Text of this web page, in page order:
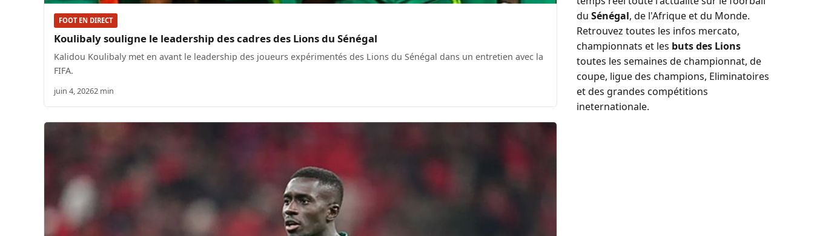
FOOT EN DIRECT
Koulibaly souligne le leadership des cadres des Lions du Sénégal
Kalidou Koulibaly met en avant le leadership des joueurs expérimentés des Lions du Sénégal dans un entretien avec la
FIFA.
juin 4, 20262 min
du Sénégal, de l'Afrique et du Monde.
Retrouvez toutes les infos mercato,
championnats et les buts des Lions
toutes les semaines de championnat, de
coupe, ligue des champions, Eliminatoires
et des grandes compétitions
ineternationale.